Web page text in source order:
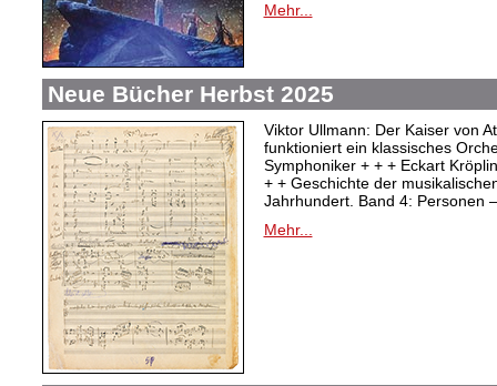
Mehr...
Neue Bücher Herbst 2025
Viktor Ullmann: Der Kaiser von
funktioniert ein klassisches
Symphoniker + + + Eckart
+ + Geschichte der
Jahrhundert. Band 4: Personen
Mehr...